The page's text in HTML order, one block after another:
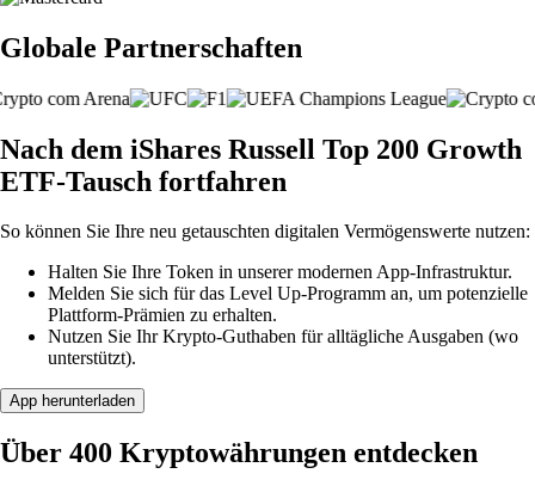
Globale Partnerschaften
Nach dem iShares Russell Top 200 Growth
ETF-Tausch fortfahren
So können Sie Ihre neu getauschten digitalen Vermögenswerte nutzen:
Halten Sie Ihre Token in unserer modernen App-Infrastruktur.
Melden Sie sich für das Level Up-Programm an, um potenzielle
Plattform-Prämien zu erhalten.
Nutzen Sie Ihr Krypto-Guthaben für alltägliche Ausgaben (wo
unterstützt).
App herunterladen
Über 400 Kryptowährungen entdecken